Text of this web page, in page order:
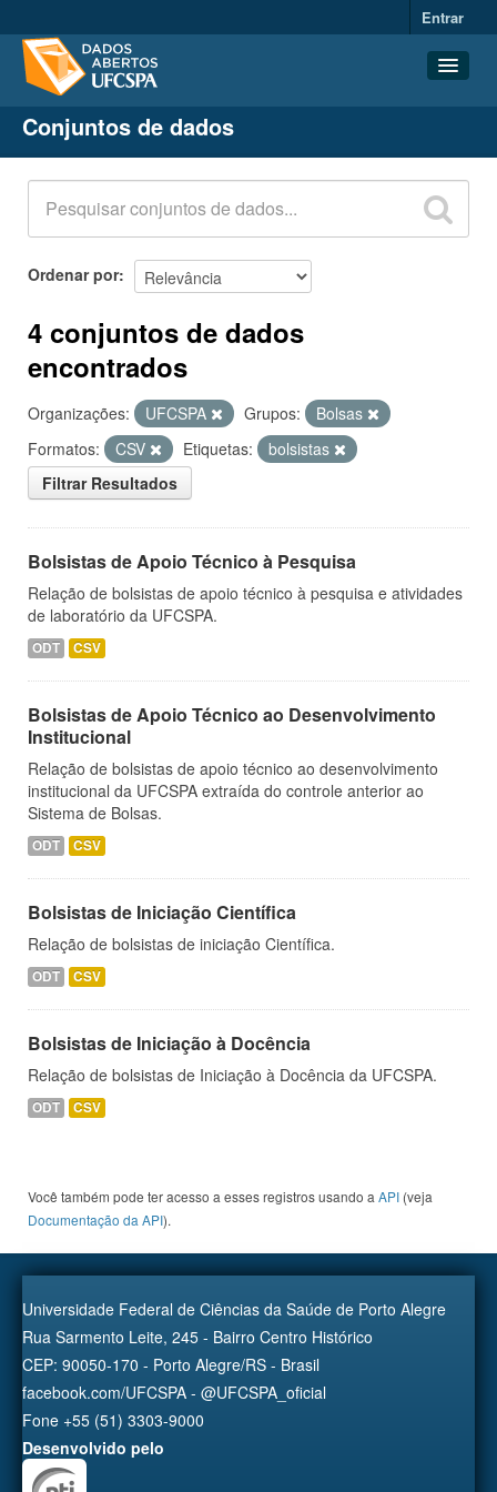
Entrar
Conjuntos de dados
Organizações
Grupos
Sobre
Conjuntos de dados
Ordenar por
4 conjuntos de dados
encontrados
Organizações: UFCSPA Grupos:
Bolsas
Formatos:
CSV Etiquetas:
bolsistas
Filtrar Resultados
Bolsistas de Apoio Técnico à Pesquisa
Relação de bolsistas de apoio técnico à pesquisa e atividades
de laboratório da UFCSPA.
ODT CSV
Bolsistas de Apoio Técnico ao Desenvolvimento
Institucional
Relação de bolsistas de apoio técnico ao desenvolvimento
institucional da UFCSPA extraída do controle anterior ao
Sistema de Bolsas.
ODT CSV
Bolsistas de Iniciação Científica
Relação de bolsistas de iniciação Científica.
ODT CSV
Bolsistas de Iniciação à Docência
Relação de bolsistas de Iniciação à Docência da UFCSPA.
ODT CSV
Você também pode ter acesso a esses registros usando a API (veja
Documentação da API).
Universidade Federal de Ciências da Saúde de Porto Alegre
Rua Sarmento Leite, 245 - Bairro Centro Histórico
CEP: 90050-170 - Porto Alegre/RS - Brasil
facebook.com/UFCSPA - @UFCSPA_oficial
Fone +55 (51) 3303-9000
Desenvolvido pelo